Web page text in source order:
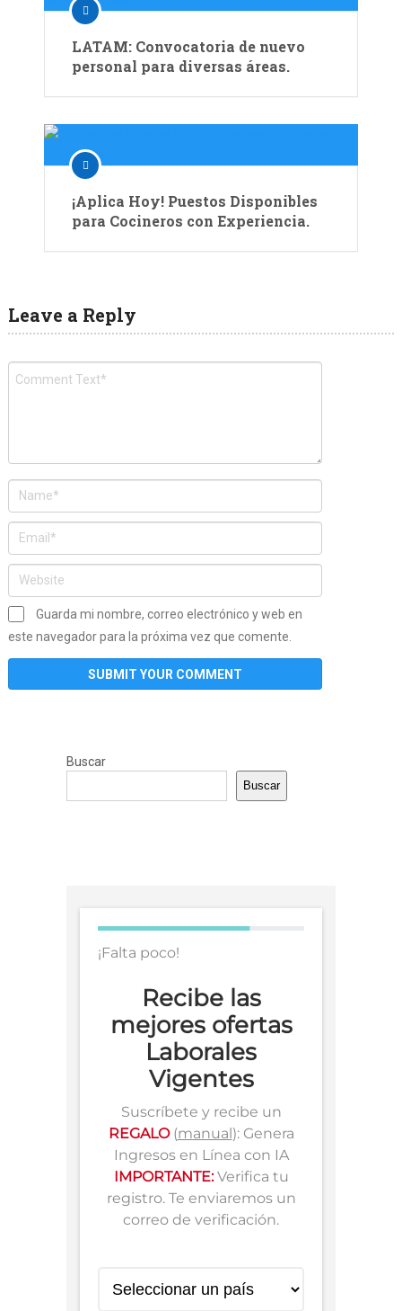
LATAM: Convocatoria de nuevo
personal para diversas áreas.
¡Aplica Hoy! Puestos Disponibles
para Cocineros con Experiencia.
Leave a Reply
Guarda mi nombre, correo electrónico y web en
este navegador para la próxima vez que comente.
Buscar
Buscar